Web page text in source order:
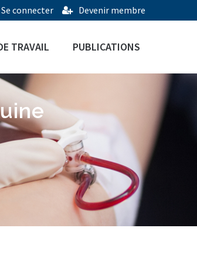
Devenir membre
Se connecter
TRAVAIL PUBLICATIONS